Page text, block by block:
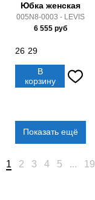
Юбка женская
005N8-0003 - LEVIS
6 555руб
26 29
В
корзину
Показать ещё
1 2 3 4 5 ... 19